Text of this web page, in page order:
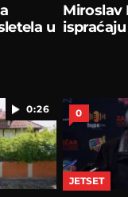
u
Miroslav
0:26 0
JETSET